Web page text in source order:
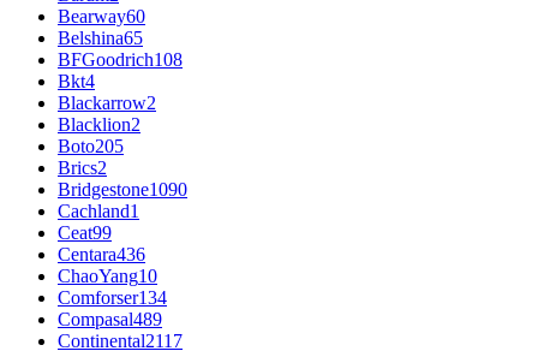
Bearway60
Belshina65
BFGoodrich108
Bkt4
Blackarrow2
Blacklion2
Boto205
Brics2
Bridgestone1090
Cachland1
Ceat99
Centara436
ChaoYang10
Comforser134
Compasal489
Continental2117